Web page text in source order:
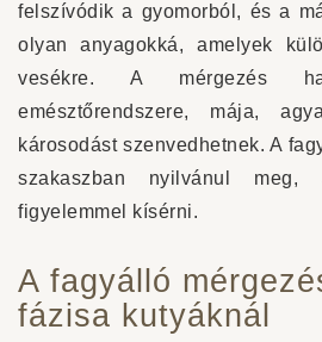
felszívódik a gyomorból, és a
olyan anyagokká, amelyek
vesékre. A mérgezés
emésztőrendszere, mája,
károsodást szenvedhetnek. A
szakaszban nyilvánul meg,
figyelemmel kísérni.
A fagyálló
fázisa kutyáknál